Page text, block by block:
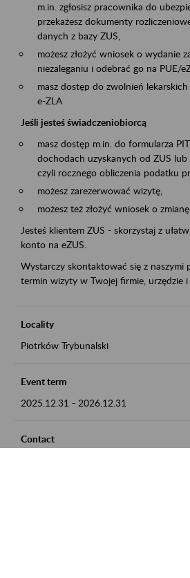
m.in. zgłosisz pracownika do
przekażesz dokumenty
danych z bazy ZUS,
możesz złożyć wniosek o wydanie
niezaleganiu i odebrać go na PUE/
masz dostęp do zwolnień
e-ZLA
Jeśli jesteś świadczeniobiorcą
masz dostęp m.in. do formularza
dochodach uzyskanych od ZUS lub
czyli rocznego obliczenia podatku
możesz zarezerwować wizytę,
możesz też złożyć wniosek o
Jesteś klientem ZUS - skorzystaj z
konto na eZUS.
Wystarczy skontaktować się z naszymi
termin wizyty w Twojej firmie, urzędzie i
Locality
Piotrków Trybunalski
Event term
2025.12.31 - 2026.12.31
Contact